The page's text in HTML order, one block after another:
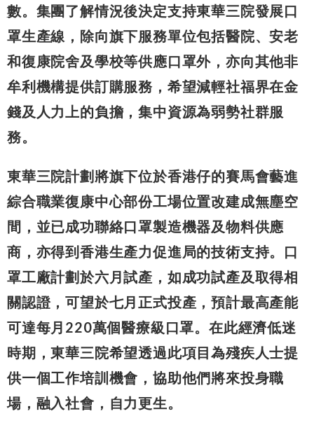
數。集團了解情況後決定支持東華三院發展口
罩生產線，除向旗下服務單位包括醫院、安老
和復康院舍及學校等供應口罩外，亦向其他非
牟利機構提供訂購服務，希望減輕社福界在金
錢及人力上的負擔，集中資源為弱勢社群服
務。
東華三院計劃將旗下位於香港仔的賽馬會藝進
綜合職業復康中心部份工場位置改建成無塵空
間，並已成功聯絡口罩製造機器及物料供應
商，亦得到香港生產力促進局的技術支持。口
罩工廠計劃於六月試產，如成功試產及取得相
關認證，可望於七月正式投產，預計最高產能
可達每月220萬個醫療級口罩。在此經濟低迷
時期，東華三院希望透過此項目為殘疾人士提
供一個工作培訓機會，協助他們將來投身職
場，融入社會，自力更生。